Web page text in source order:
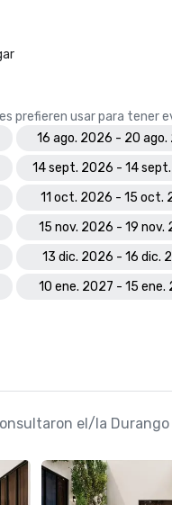
prefieren usar para tener
16 ago. 2026 - 20 ago.
14 sept. 2026 - 14
11 oct. 2026 - 15 oct.
15 nov. 2026 - 19 nov.
13 dic. 2026 - 16 dic.
10 ene. 2027 - 15 ene.
el/la